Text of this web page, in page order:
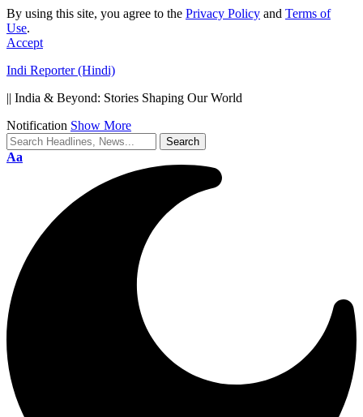
By using this site, you agree to the Privacy Policy and Terms of
Use.
Accept
Indi Reporter (Hindi)
|| India & Beyond: Stories Shaping Our World
Notification Show More
Font
Aa